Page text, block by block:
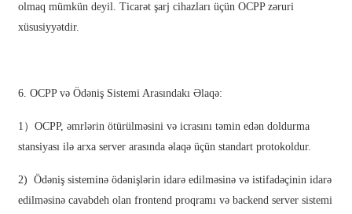
Türkçe
فارسی
olmaq mümkün deyil. Ticarət şarj cihazları üçün OCPP zəruri
xüsusiyyətdir.
6. OCPP və Ödəniş Sistemi Arasındakı Əlaqə:
1）OCPP, əmrlərin ötürülməsini və icrasını təmin edən doldurma
stansiyası ilə arxa server arasında əlaqə üçün standart protokoldur.
2) Ödəniş sisteminə ödənişlərin idarə edilməsinə və istifadəçinin idarə
edilməsinə cavabdeh olan frontend proqramı və backend server sistemi